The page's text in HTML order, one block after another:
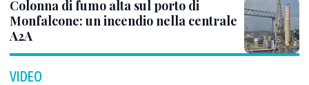
Colonna di fumo alta sul porto di
Monfalcone: un incendio nella centrale
A2A
VIDEO